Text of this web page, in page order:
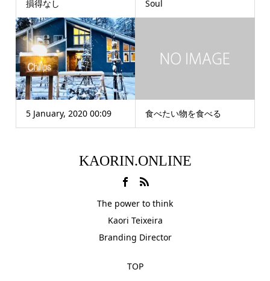
損得なし Soul
5 January, 2020 00:09 食べたい物を食べる
KAORIN.ONLINE
The power to think
Kaori Teixeira
Branding Director
TOP